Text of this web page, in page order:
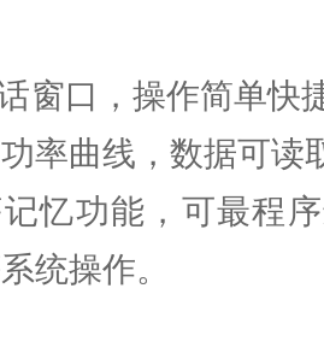
窗口，操作简单快
率曲线，数据可读
忆功能，可最程
统操作。